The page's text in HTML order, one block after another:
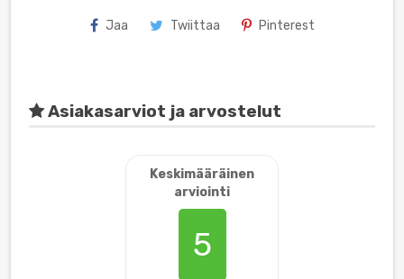
Jaa Twiittaa Pinterest
Asiakasarviot ja arvostelut
Keskimääräinen
arviointi
5